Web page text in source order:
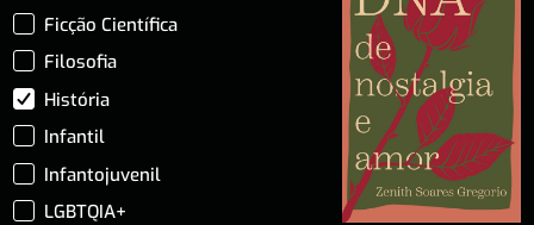
Ficção Científica
Filosofia
História
Infantil
Infantojuvenil
LGBTQIA+